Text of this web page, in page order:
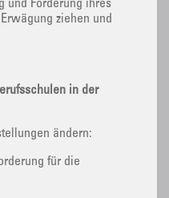
und Förderung ihres
ziehen und
in der
ändern:
für die